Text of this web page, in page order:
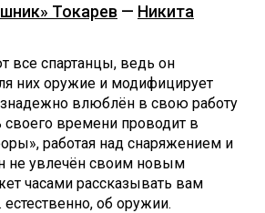
Токарев — Никита
все спартанцы, ведь он
них оружие и модифицирует
влюблён в свою работу
времени проводит в
работая над снаряжением и
не увлечён своим новым
часами рассказывать вам
естественно, об оружии.